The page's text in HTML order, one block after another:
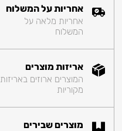
אחריות על המשלוח
אחריות מלאה על
המשלוח
אריזות מוצרים
המוצרים ארוזים באריזות
מקוריות
מוצרים שבירים